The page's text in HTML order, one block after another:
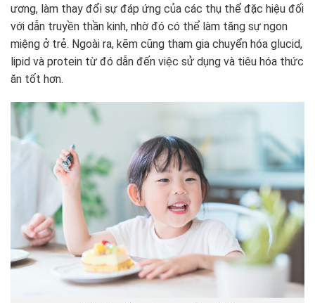
ương, làm thay đổi sự đáp ứng của các thụ thể đặc hiệu đối
với dẫn truyền thần kinh, nhờ đó có thể làm tăng sự ngon
miệng ở trẻ. Ngoài ra, kẽm cũng tham gia chuyển hóa glucid,
lipid và protein từ đó dẫn đến việc sử dụng và tiêu hóa thức
ăn tốt hơn.